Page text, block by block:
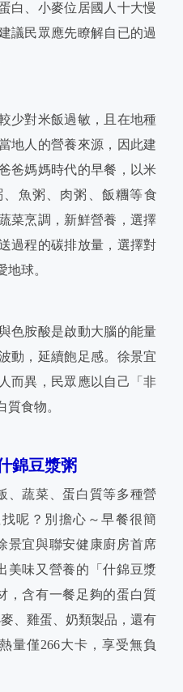
白、小麥位居國人十大慢
議民眾應先瞭解自已的過
少對米飯過敏，且在地種
地人的營養來源，因此建
爸媽媽時代的早餐，以米
魚粥、肉粥、飯糰等食
菜烹調，新鮮營養，選擇
過程的碳排放量，選擇對
地球。
色胺酸是啟動大腦的能量
動，延續飽足感。徐景宜
而異，民眾應以自己「非
質食物。
錦豆漿粥
、蔬菜、蛋白質等多種營
呢？別擔心～早餐很簡
景宜與聯安健康廚房首席
美味又營養的「什錦豆漿
，含有一餐足夠的蛋白質
、雞蛋、奶類製品，還有
量僅266大卡，享受無負